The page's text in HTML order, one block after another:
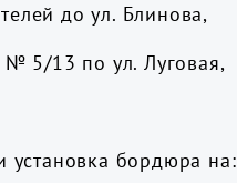
до ул. Блинова,
№ 5/13 по ул. Луговая,
установка бордюра на: